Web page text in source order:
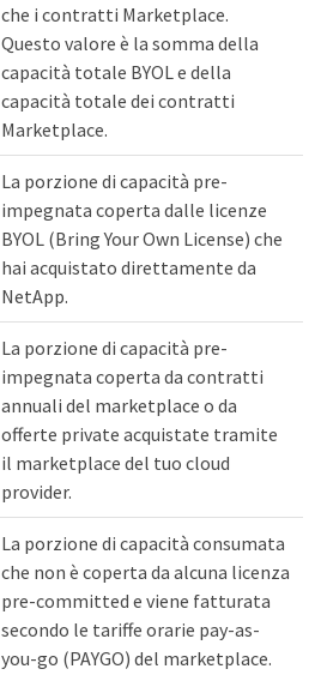
che i contratti Marketplace.
Questo valore è la somma della
capacità totale BYOL e della
capacità totale dei contratti
Marketplace.
La porzione di capacità pre-
impegnata coperta dalle licenze
BYOL (Bring Your Own License) che
hai acquistato direttamente da
NetApp.
La porzione di capacità pre-
impegnata coperta da contratti
annuali del marketplace o da
offerte private acquistate tramite
il marketplace del tuo cloud
provider.
La porzione di capacità consumata
che non è coperta da alcuna licenza
pre-committed e viene fatturata
secondo le tariffe orarie pay-as-
you-go (PAYGO) del marketplace.